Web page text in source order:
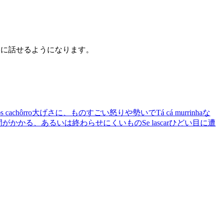
話せるようになります。
cachôrro大げさに、ものすごい怒りや勢いでTá cá murrinhaな
がかかる、あるいは終わらせにくいものSe lascarひどい目に遭